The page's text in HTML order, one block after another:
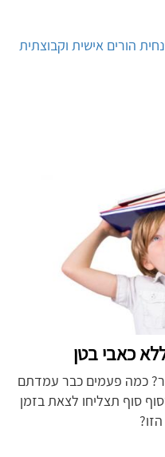
הורים אישית וקבוצתית
כאבי בטן
כמה פעמים כבר עמדתם
סוף תצליחו לצאת בזמן